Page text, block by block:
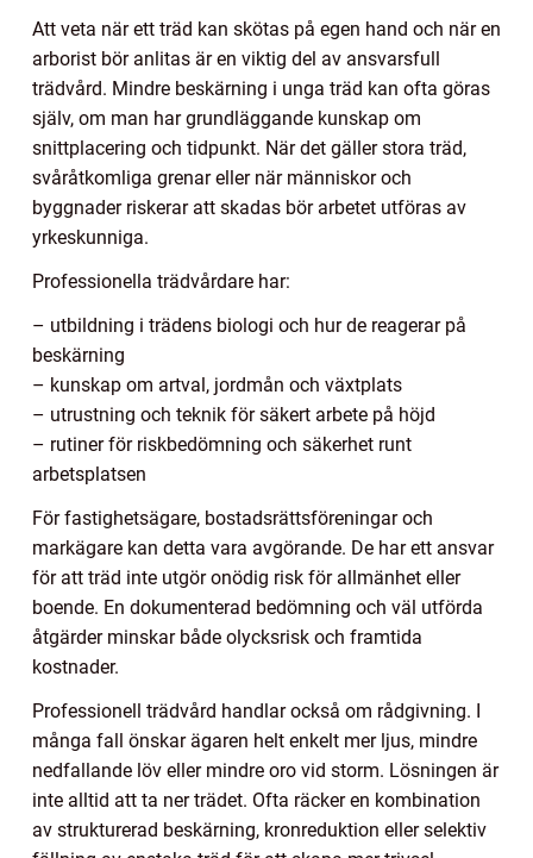
Att veta när ett träd kan skötas på egen hand och när en
arborist bör anlitas är en viktig del av ansvarsfull
trädvård. Mindre beskärning i unga träd kan ofta göras
själv, om man har grundläggande kunskap om
snittplacering och tidpunkt. När det gäller stora träd,
svåråtkomliga grenar eller när människor och
byggnader riskerar att skadas bör arbetet utföras av
yrkeskunniga.
Professionella trädvårdare har:
– utbildning i trädens biologi och hur de reagerar på
beskärning
– kunskap om artval, jordmån och växtplats
– utrustning och teknik för säkert arbete på höjd
– rutiner för riskbedömning och säkerhet runt
arbetsplatsen
För fastighetsägare, bostadsrättsföreningar och
markägare kan detta vara avgörande. De har ett ansvar
för att träd inte utgör onödig risk för allmänhet eller
boende. En dokumenterad bedömning och väl utförda
åtgärder minskar både olycksrisk och framtida
kostnader.
Professionell trädvård handlar också om rådgivning. I
många fall önskar ägaren helt enkelt mer ljus, mindre
nedfallande löv eller mindre oro vid storm. Lösningen är
inte alltid att ta ner trädet. Ofta räcker en kombination
av strukturerad beskärning, kronreduktion eller selektiv